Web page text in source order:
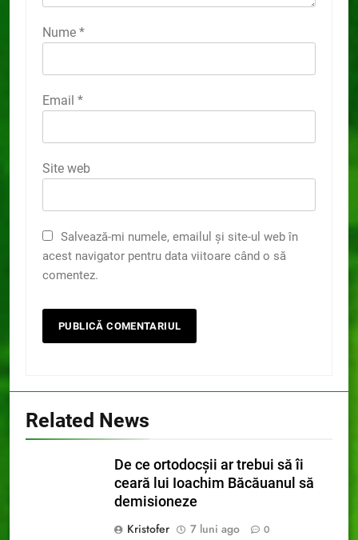
Nume *
Email *
Site web
Salvează-mi numele, emailul și site-ul web în
acest navigator pentru data viitoare când o să
comentez.
Related News
De ce ortodocșii ar trebui să îi
ceară lui Ioachim Băcăuanul să
demisioneze
Kristofer
7 luni ago 0